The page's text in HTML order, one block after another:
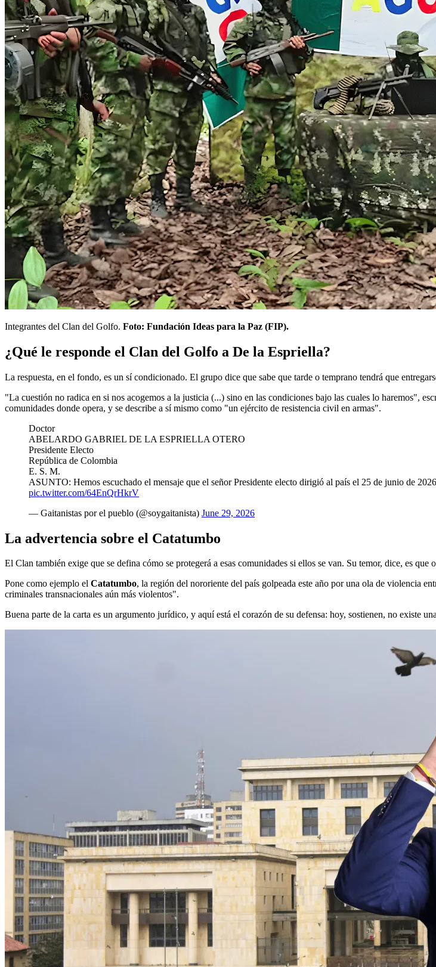
Integrantes del Clan del Golfo. Foto: Fundación Ideas para la Paz (FIP).
¿Qué le responde el Clan del Golfo a De la Espriella?
La respuesta, en el fondo, es un sí condicionado. El grupo dice que sabe que tarde o temprano tendrá que
"La cuestión no radica en si nos acogemos a la justicia (...) sino en las condiciones bajo las cuales lo haremos",
comunidades donde opera, y se describe a sí mismo como "un ejército de resistencia civil en armas".
Doctor
ABELARDO GABRIEL DE LA ESPRIELLA OTERO
Presidente Electo
República de Colombia
E. S. M.
ASUNTO: Hemos escuchado el mensaje que el señor Presidente electo dirigió al país el 25 de junio de
pic.twitter.com/64EnQrHkrV
— Gaitanistas por el pueblo (@soygaitanista) June 29, 2026
La advertencia sobre el Catatumbo
El Clan también exige que se defina cómo se protegerá a esas comunidades si ellos se van. Su temor, dice, es que
Pone como ejemplo el Catatumbo, la región del nororiente del país golpeada este año por una ola de violencia
criminales transnacionales aún más violentos".
Buena parte de la carta es un argumento jurídico, y aquí está el corazón de su defensa: hoy, sostienen, no existe